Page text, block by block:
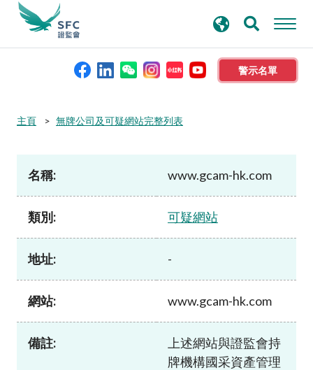
警示名單
本會簡介
規則及標準
資料庫
新聞稿及公布
加入本會
尋
主頁 無牌公司及可疑網站完整列表
名稱: www.gcam-hk.com
類別: 可疑網站
地址: -
網站: www.gcam-hk.com
備註:
上述網站與證監會持
牌機構國采資產管理